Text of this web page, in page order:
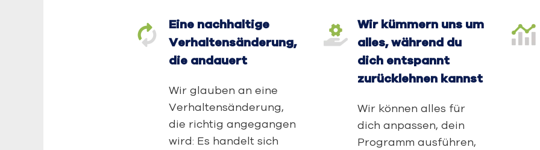
Eine nachhaltige
Verhaltensänderung,
die andauert
Wir glauben an eine
Verhaltensänderung,
die richtig angegangen
wird: Es handelt sich
Wir kümmern uns um
alles, während du
dich entspannt
zurücklehnen kannst
Wir können alles für
dich anpassen, dein
Programm ausführen,